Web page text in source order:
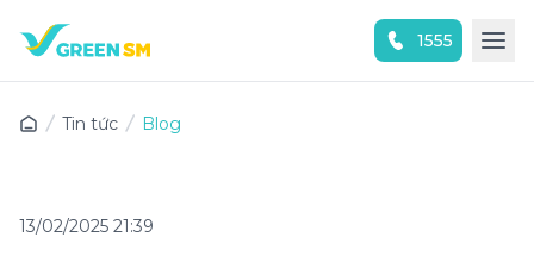
1555
Tin tức Blog
13/02/2025 21:39